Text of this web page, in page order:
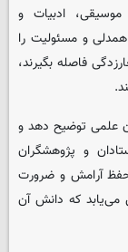
ادبیات و
و مسئولیت را
فاصله بگیرند،
علمی توضیح دهد و
و پژوهشگران
حفظ آرامش و ضرورت
می‌یابد که دانش آن